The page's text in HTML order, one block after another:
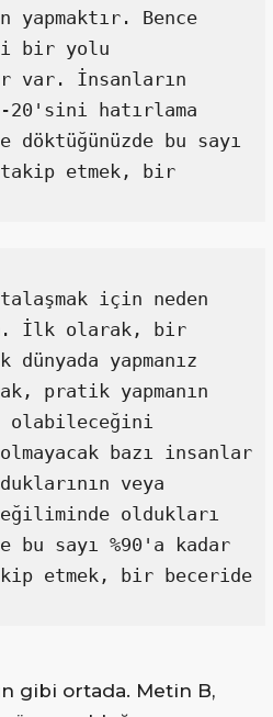
yapmaktır. Bence
bir yolu
var. İnsanların
20'sini hatırlama
bu sayı
takip etmek, bir
için neden
İlk olarak, bir
yapmanız
pratik yapmanın
olabileceğini
bazı insanlar
veya
eğiliminde oldukları
sayı %90'a kadar
etmek, bir beceride
gibi ortada. Metin B,